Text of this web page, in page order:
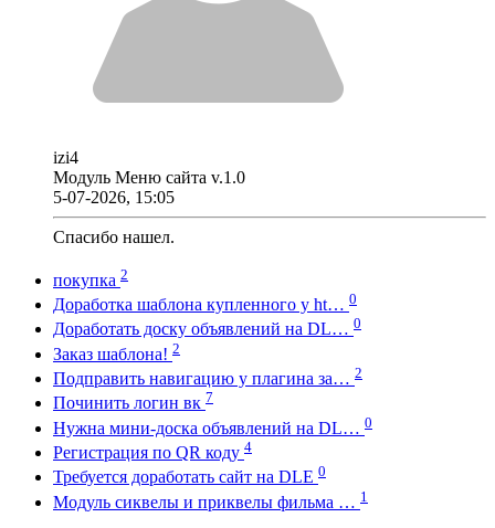
izi4
Модуль Меню сайта v.1.0
5-07-2026, 15:05
Спасибо нашел.
покупка 2
Доработка шаблона купленного у ht… 0
Доработать доску объявлений на DL… 0
Заказ шаблона! 2
Подправить навигацию у плагина за… 2
Починить логин вк 7
Нужна мини-доска объявлений на DL… 0
Регистрация по QR коду 4
Требуется доработать сайт на DLE 0
Модуль сиквелы и приквелы фильма … 1